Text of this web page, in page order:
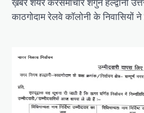
o
काठगोदाम रेलवे कॉलोनी के निवासियों